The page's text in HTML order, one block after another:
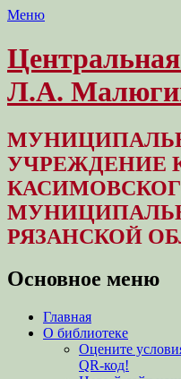
Меню
Л.А.
УЧРЕЖДЕНИЕ
РЯЗАНСКОЙ
Основное меню
Перейти
содержимому
Главная
О библиотеке
Оцените
QR-код!